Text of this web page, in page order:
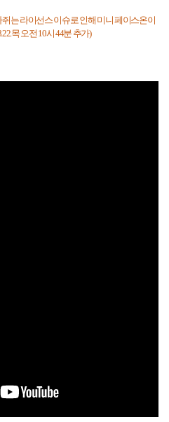
는 라이선스 이슈로 인해 미니 페이스온이
목 오전 10시44분 추가)